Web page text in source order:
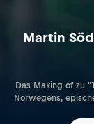
Martin
Das Making of zu
Norwegens,